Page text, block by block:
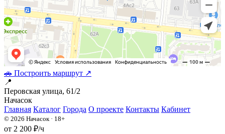
🚗 Построить маршрут ↗
📍
Перовская улица, 61/2
Начасок
Главная Каталог Города О проекте Контакты Кабинет
© 2026 Начасок · 18+
от 2 200 ₽/ч